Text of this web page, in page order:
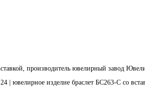
производитель ювелирный завод
| ювелирное изделие браслет БС263-С со